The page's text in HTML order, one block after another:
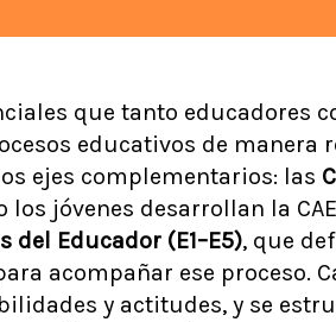
que tanto educadores
educativos de manera
ejes complementarios: las
los jóvenes desarrollan la
del Educador (E1–E5), que
acompañar ese proceso.
y actitudes, y se